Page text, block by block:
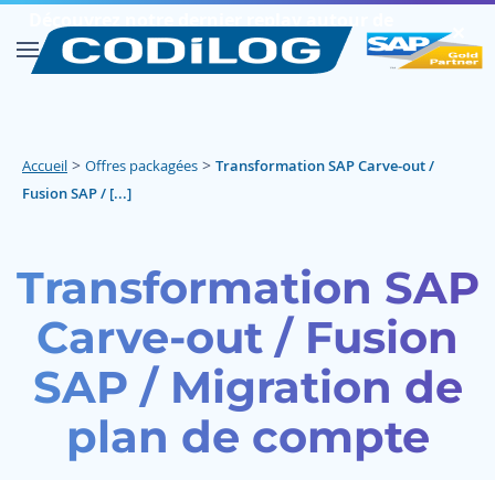
SAP FIORI Découvrir ✕︎
Accueil > Offres packagées > Transformation SAP Carve-out /
Fusion SAP / [...]
Transformation SAP
Carve‍-‍out / Fusion
SAP / Migration de
plan de compte